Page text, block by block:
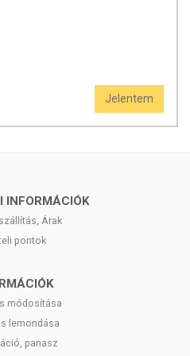
Jelentem
INFORMÁCIÓK
Árak
pontok
módosítása
lemondása
panasz